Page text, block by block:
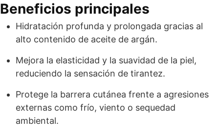
Beneficios principales
Hidratación profunda y prolongada gracias al
alto contenido de aceite de argán.
Mejora la elasticidad y la suavidad de la piel,
reduciendo la sensación de tirantez.
Protege la barrera cutánea frente a agresiones
externas como frío, viento o sequedad
ambiental.